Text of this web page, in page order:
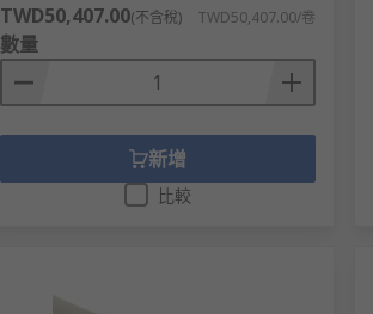
TWD50,407.00(不含稅) TWD50,407.00/卷
數量
新增
比較